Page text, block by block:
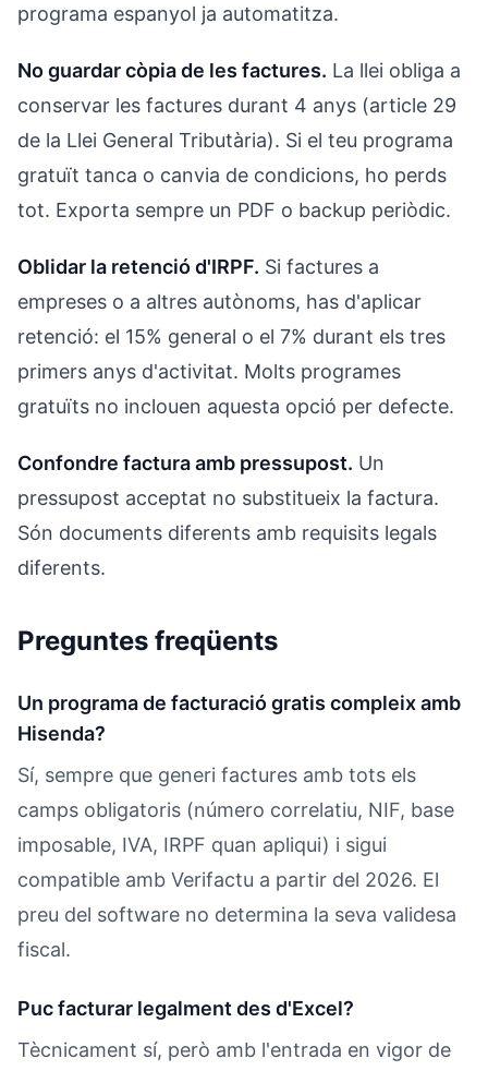
programa espanyol ja automatitza.
No guardar còpia de les factures. La llei obliga a
conservar les factures durant 4 anys (article 29
de la Llei General Tributària). Si el teu programa
gratuït tanca o canvia de condicions, ho perds
tot. Exporta sempre un PDF o backup periòdic.
Oblidar la retenció d'IRPF. Si factures a
empreses o a altres autònoms, has d'aplicar
retenció: el 15% general o el 7% durant els tres
primers anys d'activitat. Molts programes
gratuïts no inclouen aquesta opció per defecte.
Confondre factura amb pressupost. Un
pressupost acceptat no substitueix la factura.
Són documents diferents amb requisits legals
diferents.
Preguntes freqüents
Un programa de facturació gratis compleix amb
Hisenda?
Sí, sempre que generi factures amb tots els
camps obligatoris (número correlatiu, NIF, base
imposable, IVA, IRPF quan apliqui) i sigui
compatible amb Verifactu a partir del 2026. El
preu del software no determina la seva validesa
fiscal.
Puc facturar legalment des d'Excel?
Tècnicament sí, però amb l'entrada en vigor de